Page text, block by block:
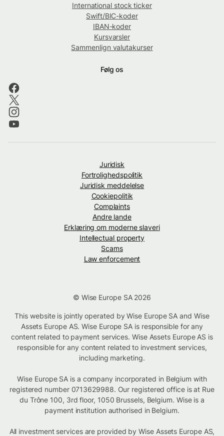
International stock ticker
Swift/BIC-koder
IBAN-koder
Kursvarsler
Sammenlign valutakurser
Følg os
Juridisk
Fortrolighedspolitik
Juridisk meddelelse
Cookiepolitik
Complaints
Andre lande
Erklæring om moderne slaveri
Intellectual property
Scams
Law enforcement
© Wise Europe SA 2026
This website is jointly operated by Wise Europe SA and Wise
Assets Europe AS. Wise Europe SA is responsible for any
content related to payment services. Wise Assets Europe AS is
responsible for any content related to investment services,
including marketing.
Wise Europe SA is a company incorporated in Belgium with
registered number 0713629988. Our registered office is at Rue
du Trône 100, 3rd floor, 1050 Brussels, Belgium. Wise is a
payment institution authorised in Belgium.
All investment services are provided by Wise Assets Europe AS,